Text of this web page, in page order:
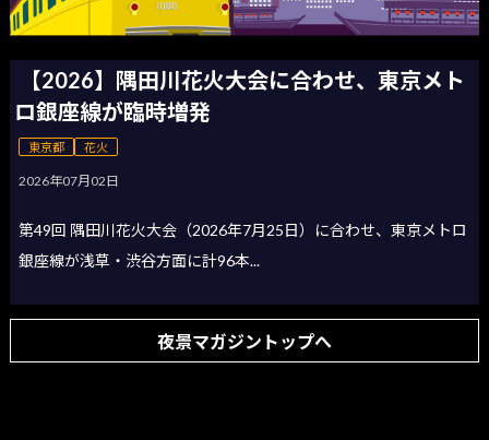
【2026】隅田川花火大会に合わせ、東京メト
ロ銀座線が臨時増発
東京都 花火
2026年07月02日
第49回 隅田川花火大会（2026年7月25日）に合わせ、東京メトロ
銀座線が浅草・渋谷方面に計96本...
夜景マガジントップへ